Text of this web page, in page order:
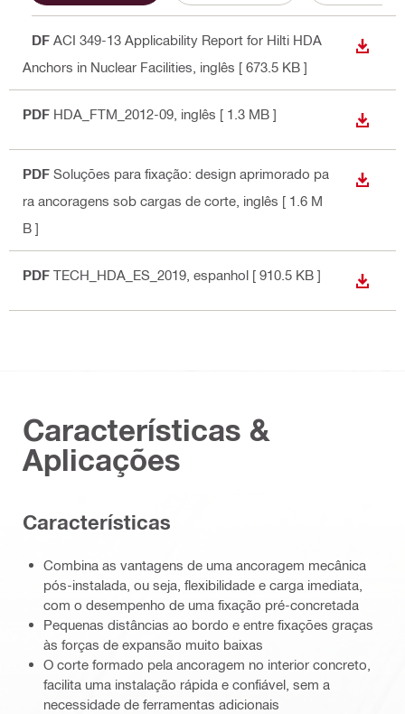
PDF ACI 349-13 Applicability Report for Hilti HDA
Anchors in Nuclear Facilities , inglês [ 673.5 KB ]
PDF HDA_FTM_2012-09 , inglês [ 1.3 MB ]
PDF Soluções para fixação: design aprimorado pa
ra ancoragens sob cargas de corte , inglês [ 1.6 M
B ]
PDF TECH_HDA_ES_2019 , espanhol [ 910.5 KB ]
Características &
Aplicações
Características
Combina as vantagens de uma ancoragem mecânica
pós-instalada, ou seja, flexibilidade e carga imediata,
com o desempenho de uma fixação pré-concretada
Pequenas distâncias ao bordo e entre fixações graças
às forças de expansão muito baixas
O corte formado pela ancoragem no interior concreto,
facilita uma instalação rápida e confiável, sem a
necessidade de ferramentas adicionais